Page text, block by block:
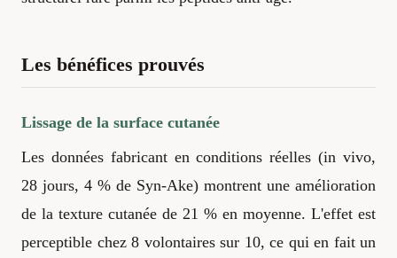
Les bénéfices prouvés
Lissage de la surface cutanée
Les données fabricant en conditions réelles (in vivo,
28 jours, 4 % de Syn-Ake) montrent une amélioration
de la texture cutanée de 21 % en moyenne. L'effet est
perceptible chez 8 volontaires sur 10, ce qui en fait un